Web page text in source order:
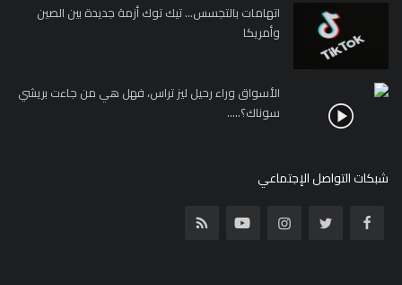
اتهامات بالتجسس... تيك توك أزمة جديدة بين الصين
وأمريكا
الأسواق وراء رحيل ليز تراس، فهل هي من جاءت بريشي
سوناك؟.....
شبكات التواصل الإجتماعي